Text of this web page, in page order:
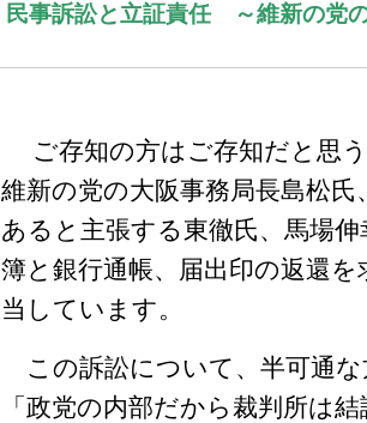
民事訴訟と立証責任 ～維新の党
ご存知の方はご存知だと思
維新の党の大阪事務局長島松
あると主張する東徹氏、馬場
簿と銀行通帳、届出印の返還
当しています。
この訴訟について、半可通
「政党の内部だから裁判所は